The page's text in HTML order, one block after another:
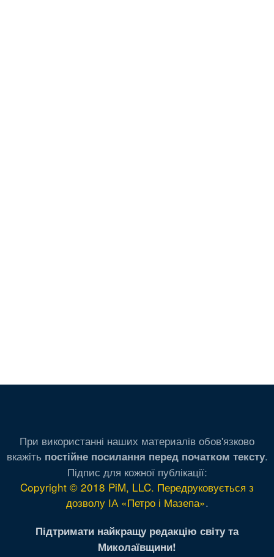
При використанні наших материалів обов'язково
вкажіть постійне посилання перед початком тексту.
Підпис для кожної публікації:
Copyright © 2018 PiM, LLC. Передруковується з
дозволу ІА «Петро і Мазепа».
Підтримати найкращу редакцію світу та
Миколаївщини!